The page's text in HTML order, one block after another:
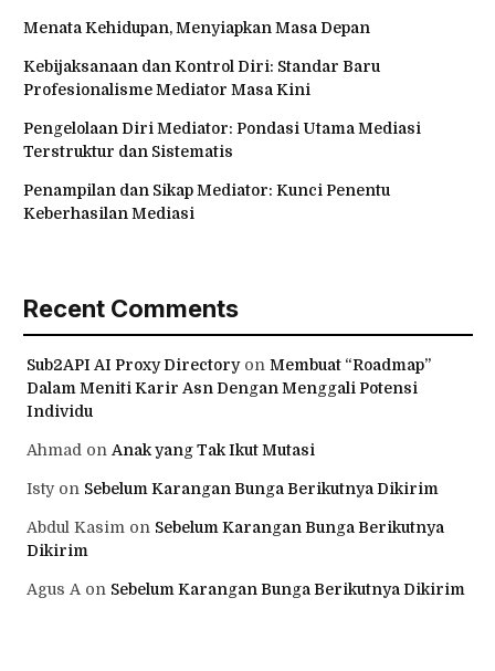
Menata Kehidupan, Menyiapkan Masa Depan
Kebijaksanaan dan Kontrol Diri: Standar Baru
Profesionalisme Mediator Masa Kini
Pengelolaan Diri Mediator: Pondasi Utama Mediasi
Terstruktur dan Sistematis
Penampilan dan Sikap Mediator: Kunci Penentu
Keberhasilan Mediasi
Recent Comments
Sub2API AI Proxy Directoryon Membuat “Roadmap”
Dalam Meniti Karir Asn Dengan Menggali Potensi
Individu
Ahmad on Anak yang Tak Ikut Mutasi
Istyon Sebelum Karangan Bunga Berikutnya Dikirim
Abdul Kasim on Sebelum Karangan Bunga Berikutnya
Dikirim
Agus A on Sebelum Karangan Bunga Berikutnya Dikirim